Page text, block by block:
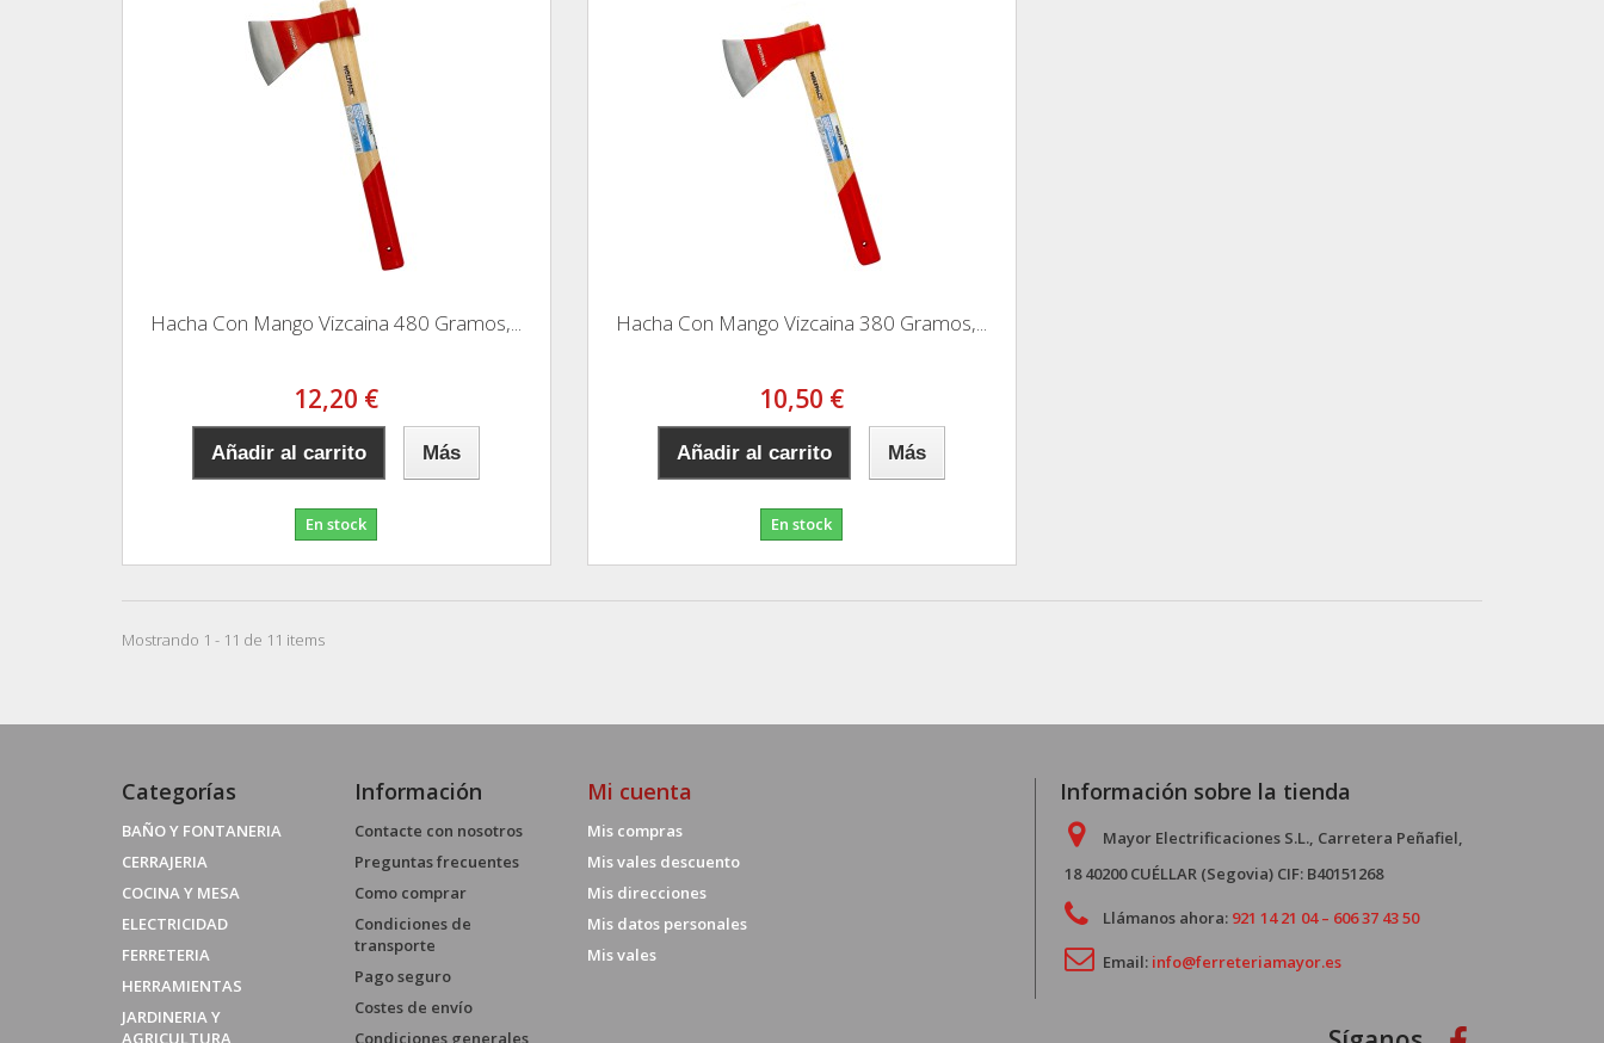
Hacha Con Mango Vizcaina 480 Gramos,...
12,20 €
Añadir al carrito Más
En stock
Hacha Con Mango Vizcaina 380 Gramos,...
10,50 €
Añadir al carrito Más
En stock
Mostrando 1 - 11 de 11 items
Categorías
BAÑO Y FONTANERIA
CERRAJERIA
COCINA Y MESA
ELECTRICIDAD
FERRETERIA
HERRAMIENTAS
JARDINERIA Y
AGRICULTURA
Información
Contacte con nosotros
Preguntas frecuentes
Como comprar
Condiciones de
transporte
Pago seguro
Costes de envío
Condiciones generales
Mi cuenta
Mis compras
Mis vales descuento
Mis direcciones
Mis datos personales
Mis vales
Información sobre la tienda
Mayor Electrificaciones S.L., Carretera Peñafiel,
18 40200 CUÉLLAR (Segovia) CIF: B40151268
Llámanos ahora: 921 14 21 04 – 606 37 43 50
Email: info@ferreteriamayor.es